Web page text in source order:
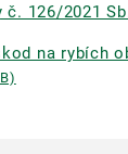
126/2021
na rybích